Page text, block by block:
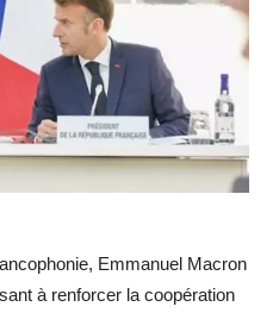
Emmanuel Macron
à renforcer la coopération